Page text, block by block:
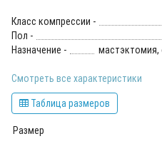
Класс компрессии -
Пол -
Назначение -
мастэктомия,
Смотреть все характеристики
Таблица размеров
Размер